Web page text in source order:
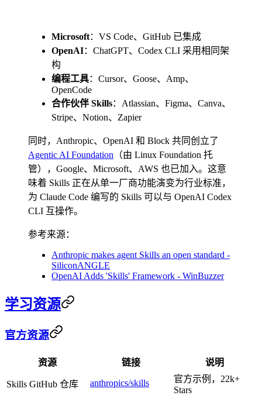
Microsoft：VS Code、GitHub 已集成
OpenAI：ChatGPT、Codex CLI 采用相同架
构
编程工具：Cursor、Goose、Amp、
OpenCode
合作伙伴 Skills：Atlassian、Figma、Canva、
Stripe、Notion、Zapier
同时，Anthropic、OpenAI 和 Block 共同创立了
Agentic AI Foundation （由 Linux Foundation 托
管），Google、Microsoft、AWS 也已加入。这意
味着 Skills 正在从单一厂商功能演变为行业标准，
为 Claude Code 编写的 Skills 可以与 OpenAI Codex
CLI 互操作。
参考来源：
Anthropic makes agent Skills an open standard -
SiliconANGLE
OpenAI Adds 'Skills' Framework - WinBuzzer
学习资源
官方资源
资源 链接 说明
Skills GitHub 仓库 anthropics/skills
官方示例，22k+
Stars